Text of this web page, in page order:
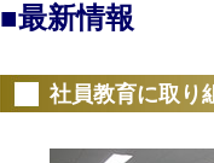
■最新情報
社員教育に取り